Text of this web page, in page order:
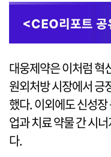
대웅제약은 이처럼 혁
원외처방 시장에서 긍
했다. 이외에도 신성
업과 치료 약물 간 시
다.